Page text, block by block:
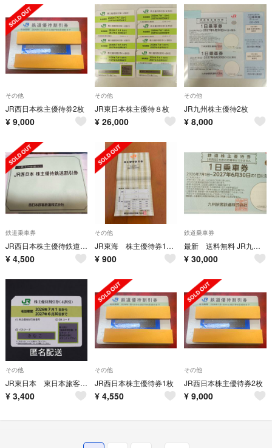
その他
JR西日本株主優待券2枚
¥ 9,000
その他
JR東日本株主優待８枚
¥ 26,000
その他
JR九州株主優待2枚
¥ 8,000
鉄道乗車券
JR西日本株主優待鉄道割引券1枚
¥ 4,500
その他
JR東海 株主優待券1枚 2027年6月末まで
¥ 900
鉄道乗車券
最新 送料無料 JR九州鉄道株主優待券 1日乗車券
¥ 30,000
その他
JR東日本 東日本旅客鉄道 株主優待割引券 1枚
¥ 3,400
その他
JR西日本株主優待券1枚
¥ 4,550
その他
JR西日本株主優待券2枚
¥ 9,000